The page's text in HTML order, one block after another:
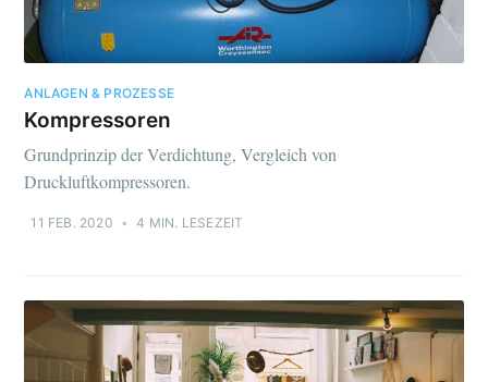
ANLAGEN & PROZESSE
Kompressoren
Grundprinzip der Verdichtung, Vergleich von
Druckluftkompressoren.
11 FEB. 2020 • 4 MIN. LESEZEIT